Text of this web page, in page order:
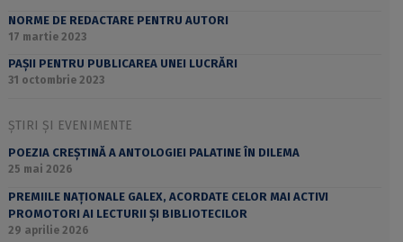
NORME DE REDACTARE PENTRU AUTORI
17 martie 2023
PAȘII PENTRU PUBLICAREA UNEI LUCRĂRI
31 octombrie 2023
ȘTIRI ȘI EVENIMENTE
POEZIA CREȘTINĂ A ANTOLOGIEI PALATINE ÎN DILEMA
25 mai 2026
PREMIILE NAȚIONALE GALEX, ACORDATE CELOR MAI ACTIVI
PROMOTORI AI LECTURII ȘI BIBLIOTECILOR
29 aprilie 2026